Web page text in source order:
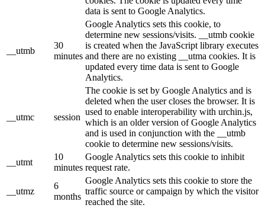
data is sent to Google Analytics.
__utmb
30
minutes
Google Analytics sets this cookie, to
determine new sessions/visits. __utmb cookie
is created when the JavaScript library executes
and there are no existing __utma cookies. It is
updated every time data is sent to Google
Analytics.
__utmc session
The cookie is set by Google Analytics and is
deleted when the user closes the browser. It is
used to enable interoperability with urchin.js,
which is an older version of Google Analytics
and is used in conjunction with the __utmb
cookie to determine new sessions/visits.
__utmt
10
minutes
Google Analytics sets this cookie to inhibit
request rate.
__utmz
6
months
Google Analytics sets this cookie to store the
traffic source or campaign by which the visitor
reached the site.